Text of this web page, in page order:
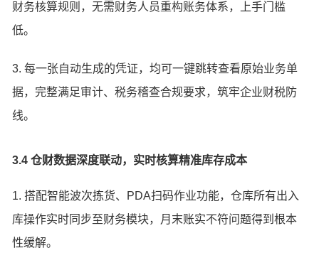
财务核算规则，无需财务人员重构账务体系，上手门槛
低。
3. 每一张自动生成的凭证，均可一键跳转查看原始业务单
据，完整满足审计、税务稽查合规要求，筑牢企业财税防
线。
3.4 仓财数据深度联动，实时核算精准库存成本
1. 搭配智能波次拣货、PDA扫码作业功能，仓库所有出入
库操作实时同步至财务模块，月末账实不符问题得到根本
性缓解。